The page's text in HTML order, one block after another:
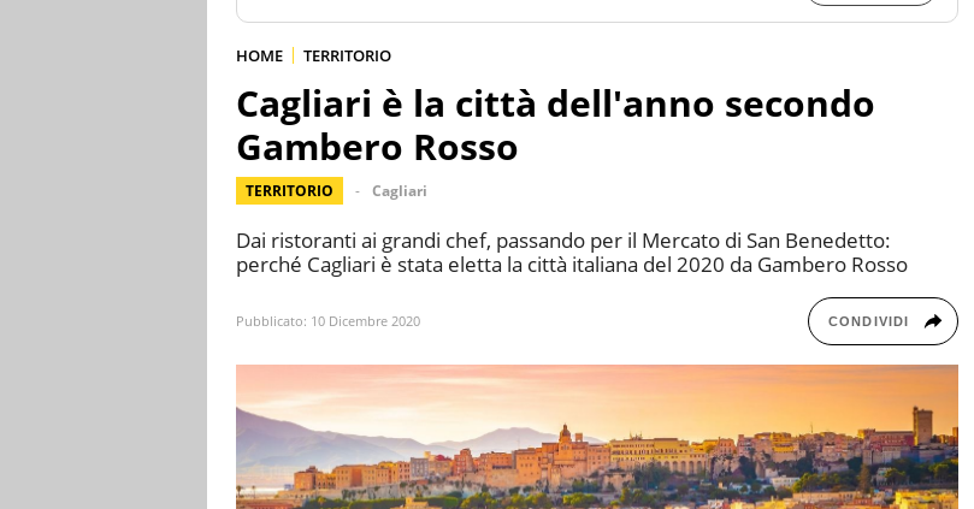
HOME TERRITORIO
Cagliari è la città dell'anno secondo
Gambero Rosso
TERRITORIO Cagliari
Dai ristoranti ai grandi chef, passando per il Mercato di San Benedetto:
perché Cagliari è stata eletta la città italiana del 2020 da Gambero Rosso
Pubblicato: 10 Dicembre 2020 CONDIVIDI